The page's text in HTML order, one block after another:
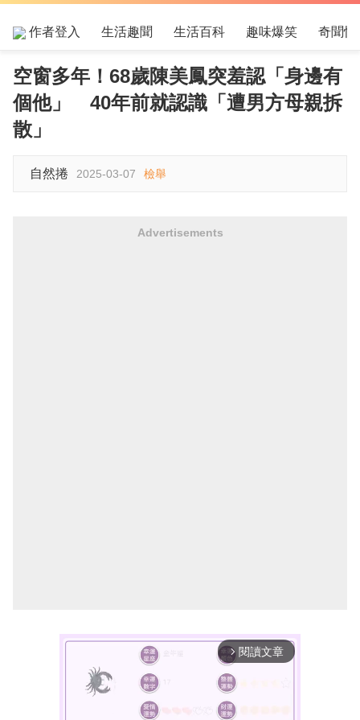
作者登入 生活趣聞 生活百科 趣味爆笑 奇聞怪
空窗多年！68歲陳美鳳突羞認「身邊有
個他」 40年前就認識「遭男方母親拆
散」
自然捲 2025-03-07 檢舉
Advertisements
arrow_forward_ios 閱讀文章